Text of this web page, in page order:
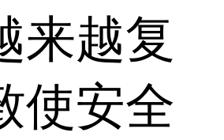
来越复
使安全